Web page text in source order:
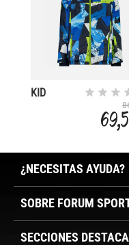
KID
¿NECESITAS AYUDA?
SOBRE FORUM
SECCIONES